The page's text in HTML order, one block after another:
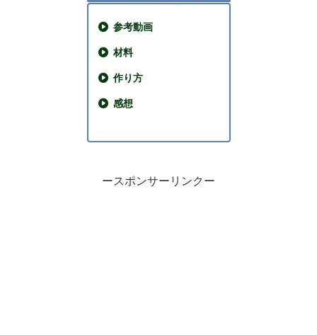
参考動画
材料
作り方
感想
ースポンサーリンクー